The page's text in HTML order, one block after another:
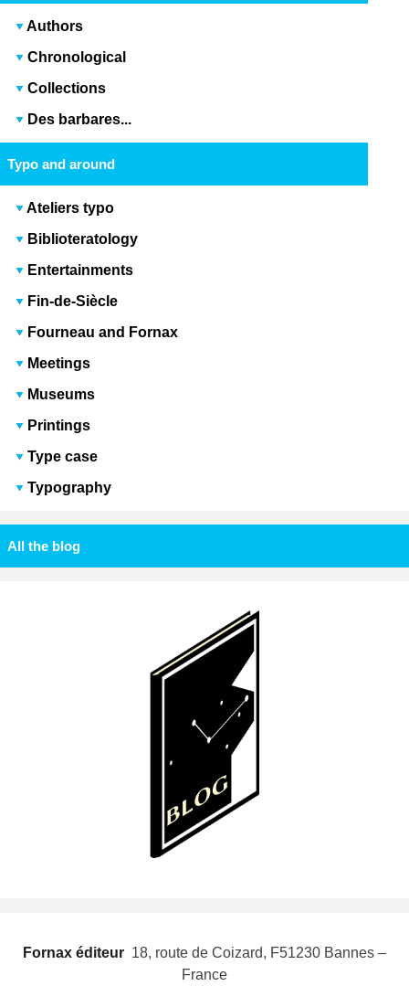
Authors
Chronological
Collections
Des barbares...
Typo and around
Ateliers typo
Biblioteratology
Entertainments
Fin-de-Siècle
Fourneau and Fornax
Meetings
Museums
Printings
Type case
Typography
All the blog
Fornax éditeur  18, route de Coizard, F51230 Bannes –
France